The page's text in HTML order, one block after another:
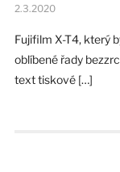
2.3.2020
Fujifilm X-T4, který
oblíbené řady
text tiskové […]